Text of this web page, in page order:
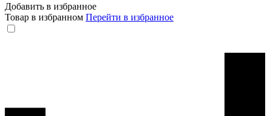
Добавить в избранное
Товар в избранном Перейти в избранное